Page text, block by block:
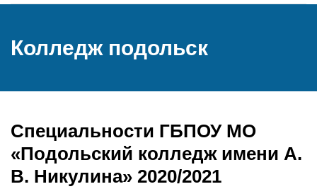
Колледж подольск
Специальности ГБПОУ МО
«Подольский колледж имени А.
В. Никулина» 2020/2021